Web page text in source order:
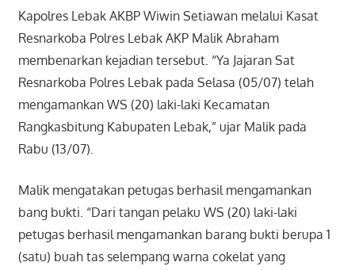
Kapolres Lebak AKBP Wiwin Setiawan melalui Kasat
Resnarkoba Polres Lebak AKP Malik Abraham
membenarkan kejadian tersebut. “Ya Jajaran Sat
Resnarkoba Polres Lebak pada Selasa (05/07) telah
mengamankan WS (20) laki-laki Kecamatan
Rangkasbitung Kabupaten Lebak,” ujar Malik pada
Rabu (13/07).
Malik mengatakan petugas berhasil mengamankan
bang bukti. “Dari tangan pelaku WS (20) laki-laki
petugas berhasil mengamankan barang bukti berupa 1
(satu) buah tas selempang warna cokelat yang